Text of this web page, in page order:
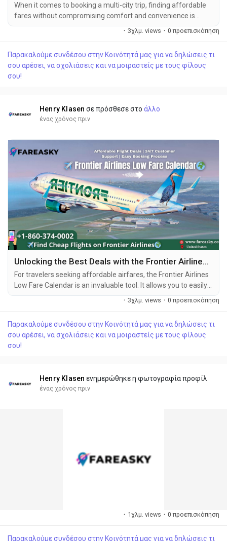
When it comes to booking a multi-city trip, finding affordable
fares without compromising comfort and convenience is
crucial. If you're looking to explore more than one destination
on a single journey, Southwest Airlines Multi City Flights are an
Airlines offers some of the best deals for travelers planning
multi-destination...
· 3χλμ. views · 0 προεπισκόπηση
Παρακαλούμε συνδέσου στην Κοινότητά μας για να δηλώσεις τι
σου αρέσει, να σχολιάσεις και να μοιραστείς με τους φίλους
σου!
Henry Klasen σε πρόσθεσε στοάλλο
ένας χρόνος πριν
Unlocking the Best Deals with the Frontier Airlines Low Fare Calendar
For travelers seeking affordable airfares, the Frontier Airlines
Low Fare Calendar is an invaluable tool. It allows you to easily
find the best prices on flights, helping you save money and
make travel more accessible. With its intuitive interface and
Airlines is the key to planning your next adventure without
breaking the bank. In...
· 3χλμ. views · 0 προεπισκόπηση
Παρακαλούμε συνδέσου στην Κοινότητά μας για να δηλώσεις τι
σου αρέσει, να σχολιάσεις και να μοιραστείς με τους φίλους
σου!
Henry Klasen ενημερώθηκε η φωτογραφία προφίλ
ένας χρόνος πριν
· 1χλμ. views · 0 προεπισκόπηση
Παρακαλούμε συνδέσου στην Κοινότητά μας για να δηλώσεις τι